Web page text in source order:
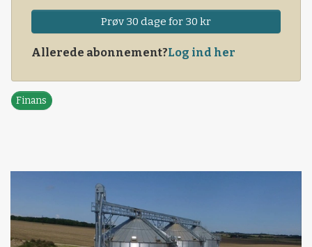
Prøv 30 dage for 30 kr
Allerede abonnement?Log ind her
Finans